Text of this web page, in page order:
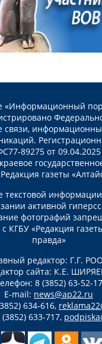
«Информационный
связи,
89275 от 09.04.2025
газеты
текстовой
активной
фотографий
КГБУ «Редакция
правда»
редактор: Г.Г.
сайта: К.Е.
8 (3852) 63-52-17
E-mail: news@ap22.ru
634-616,
633-717,